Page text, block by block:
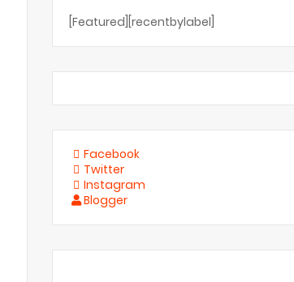
[Featured][recentbylabel]
Facebook
Twitter
Instagram
Blogger